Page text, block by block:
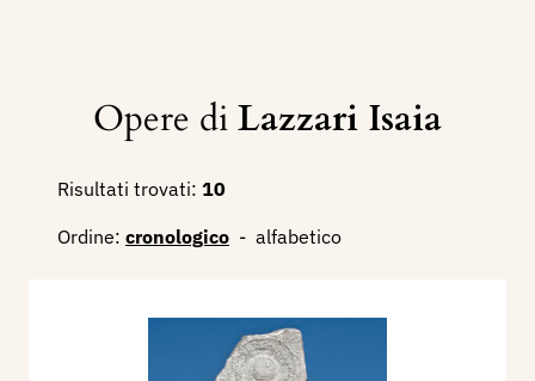
Opere diLazzari Isaia
Risultati trovati: 10
Ordine: cronologico - alfabetico